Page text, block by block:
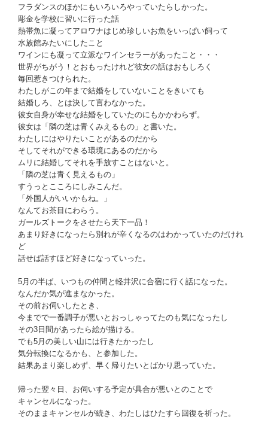
フラダンスのほかにもいろいろやっていたらしかった。
彫金を学校に習いに行った話
熱帯魚に凝ってアロワナはじめ珍しいお魚をいっぱい飼って
水族館みたいにしたこと
ワインにも凝って立派なワインセラーがあったこと・・・
世界がちがう！とおもったけれど彼女の話はおもしろく
毎回惹きつけられた。
わたしがこの年まで結婚をしていないことをきいても
結婚しろ、とは決して言わなかった。
彼女自身が幸せな結婚をしていたのにもかかわらず。
彼女は「隣の芝は青くみえるもの」と書いた。
わたしにはやりたいことがあるのだから
そしてそれができる環境にあるのだから
ムリに結婚してそれを手放すことはないと。
「隣の芝は青く見えるもの」
すうっとこころにしみこんだ。
「外国人がいいかもね。」
なんてお茶目にわらう。
ガールズトークをさせたら天下一品！
あまり好きになったら別れが辛くなるのはわかっていたのだけれ
ど
話せば話すほど好きになっていった。
5月の半ば、いつもの仲間と軽井沢に合宿に行く話になった。
なんだか気が進まなかった。
その前お伺いしたとき、
今までで一番調子が悪いとおっしゃってたのも気になったし
その3日間があったら絵が描ける。
でも5月の美しい山には行きたかったし
気分転換になるかも、と参加した。
結果あまり楽しめず、早く帰りたいとばかり思っていた。
帰った翌々日、お伺いする予定が具合が悪いとのことで
キャンセルになった。
そのままキャンセルが続き、わたしはひたすら回復を祈った。